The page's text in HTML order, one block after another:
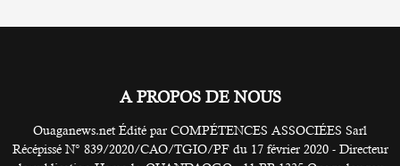
A PROPOS DE NOUS
Ouaganews.net Édité par COMPÉTENCES ASSOCIÉES Sarl
Récépissé N° 839/2020/CAO/TGIO/PF du 17 février 2020 - Directeur